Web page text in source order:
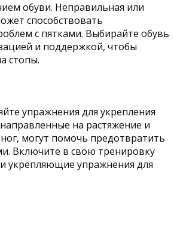
обуви. Неправильная или
способствовать
с пятками. Выбирайте обувь
и поддержкой, чтобы
стопы.
упражнения для укрепления
на растяжение и
могут помочь предотвратить
Включите в свою тренировку
укрепляющие упражнения для